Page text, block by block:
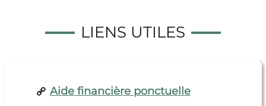
LIENS UTILES
Aide financière ponctuelle